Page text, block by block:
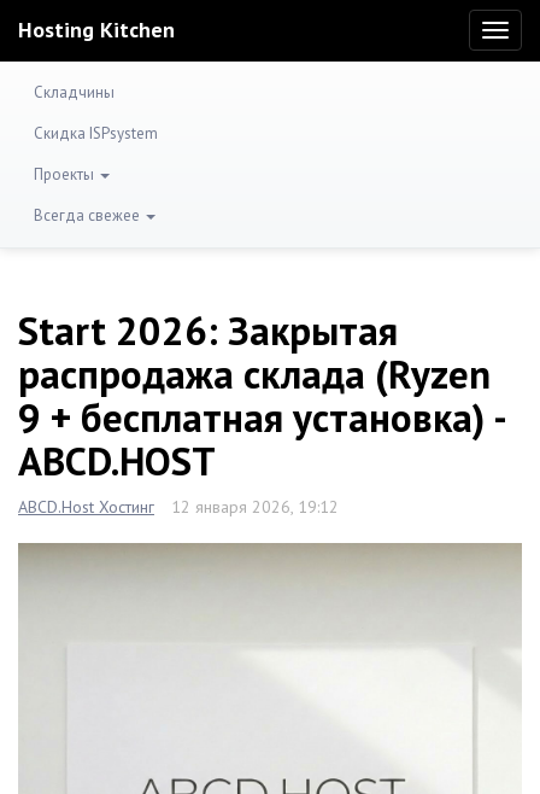
Hosting Kitchen
Складчины
Скидка ISPsystem
Проекты
Всегда свежее
Start 2026: Закрытая
распродажа склада (Ryzen
9 + бесплатная установка) -
ABCD.HOST
ABCD.Host Хостинг 12 января 2026, 19:12